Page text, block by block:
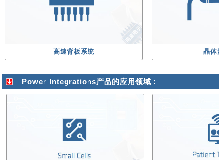
高速背板系统 晶体
Power Integrations产品的应用领域：